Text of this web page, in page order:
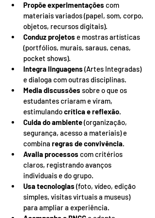
Propõe experimentações com
materiais variados (papel, som, corpo,
objetos, recursos digitais).
Conduz projetos e mostras artísticas
(portfólios, murais, saraus, cenas,
pocket shows).
Integra linguagens (Artes Integradas)
e dialoga com outras disciplinas.
Media discussões sobre o que os
estudantes criaram e viram,
estimulando crítica e reflexão.
Cuida do ambiente (organização,
segurança, acesso a materiais) e
combina regras de convivência.
Avalia processos com critérios
claros, registrando avanços
individuais e do grupo.
Usa tecnologias (foto, vídeo, edição
simples, visitas virtuais a museus)
para ampliar a experiência.